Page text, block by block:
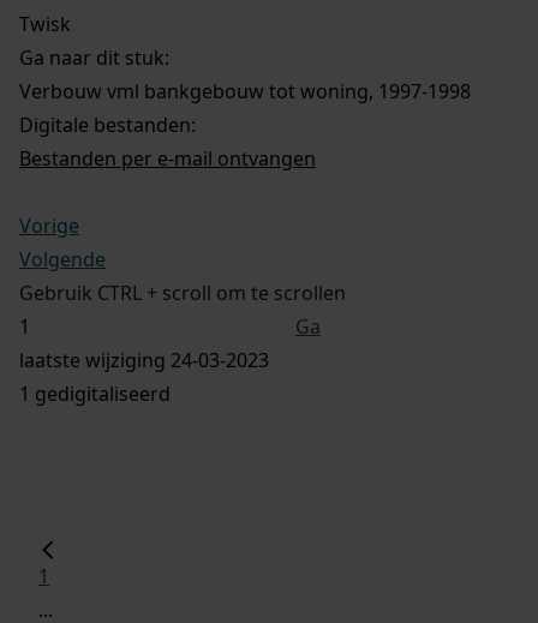
Twisk
Ga naar dit stuk:
Verbouw vml bankgebouw tot woning, 1997-1998
Digitale bestanden:
Bestanden per e-mail ontvangen
Vorige
Volgende
Gebruik CTRL + scroll om te scrollen
Ga
laatste wijziging 24-03-2023
1 gedigitaliseerd
1
...